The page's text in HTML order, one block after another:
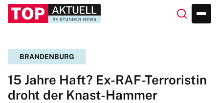
BRANDENBURG
15 Jahre Haft? Ex-RAF-Terroristin
droht der Knast-Hammer